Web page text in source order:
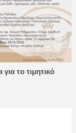
το τιμητικό